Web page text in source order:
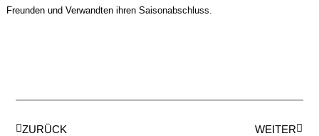
Freunden und Verwandten ihren Saisonabschluss.
ZURÜCK WEITER